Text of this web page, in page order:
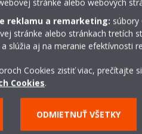
Servis
ZISTITE VIAC
reklamu a remarketing: súbory
stránke alebo stránkach tretích
slúžia aj na meranie efektívnosti
Cookies zistiť viac, prečítajte
Cookies.
ODMIETNUŤ VŠETKY